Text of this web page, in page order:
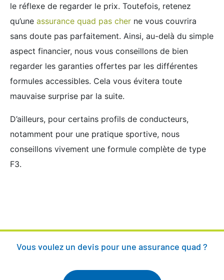
le réflexe de regarder le prix. Toutefois, retenez
qu’une assurance quad pas cher ne vous couvrira
sans doute pas parfaitement. Ainsi, au-delà du simple
aspect financier, nous vous conseillons de bien
regarder les garanties offertes par les différentes
formules accessibles. Cela vous évitera toute
mauvaise surprise par la suite.
D’ailleurs, pour certains profils de conducteurs,
notamment pour une pratique sportive, nous
conseillons vivement une formule complète de type
F3.
Vous voulez un devis pour une assurance quad ?